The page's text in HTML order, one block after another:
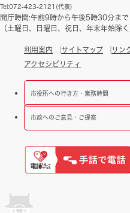
Tel:072-423-2121(代表)
開庁時間:午前9時から午後5時30分まで
（土曜日、日曜日、祝日、年末年始除く
利用案内 サイトマップ リン
アクセシビリティ
市役所への行き方・業務時間
市政へのご意見・ご提案